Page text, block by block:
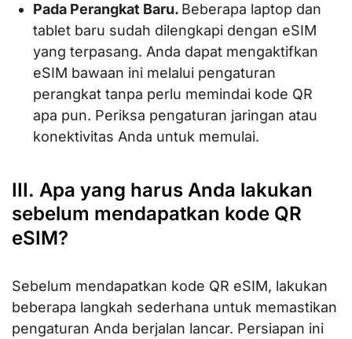
Pada Perangkat Baru. Beberapa laptop dan
tablet baru sudah dilengkapi dengan eSIM
yang terpasang. Anda dapat mengaktifkan
eSIM bawaan ini melalui pengaturan
perangkat tanpa perlu memindai kode QR
apa pun. Periksa pengaturan jaringan atau
konektivitas Anda untuk memulai.
III. Apa yang harus Anda lakukan
sebelum mendapatkan kode QR
eSIM?
Sebelum mendapatkan kode QR eSIM, lakukan
beberapa langkah sederhana untuk memastikan
pengaturan Anda berjalan lancar. Persiapan ini